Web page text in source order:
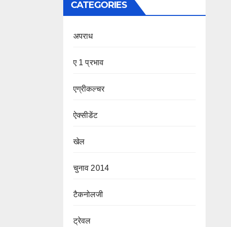
CATEGORIES
अपराध
ए 1 प्रभाव
एग्रीकल्चर
ऐक्सीडेंट
खेल
चुनाव 2014
टैकनोलजी
ट्रेवल